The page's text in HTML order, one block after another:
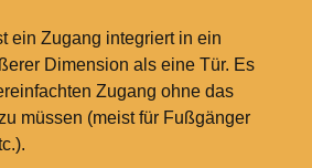
ein Zugang integriert in ein
Dimension als eine Tür. Es
Zugang ohne das
müssen (meist für Fußgänger